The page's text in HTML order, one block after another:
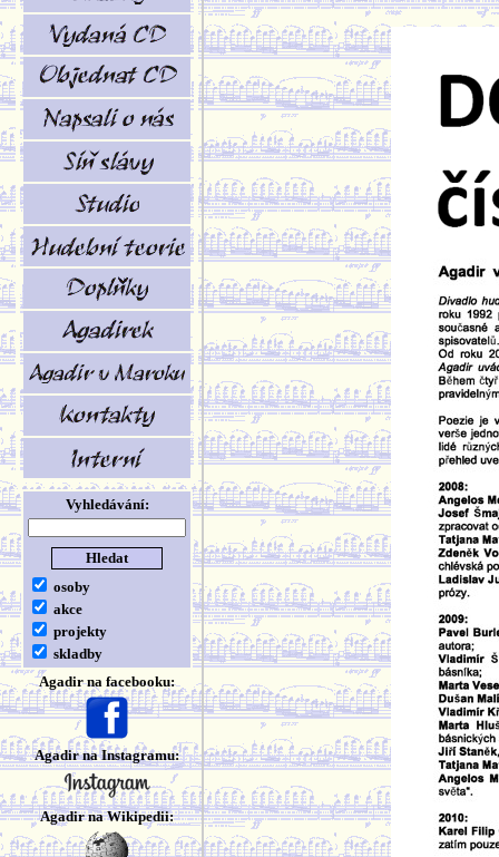
Vyhledávání:
osoby
akce
projekty
skladby
Agadir na facebooku:
Agadir na Instagramu:
Agadir na Wikipedii: